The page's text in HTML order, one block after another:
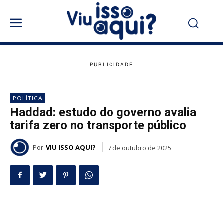
POLÍTICA
Haddad: estudo do governo avalia
tarifa zero no transporte público
Por VIU ISSO AQUI? 7 de outubro de 2025